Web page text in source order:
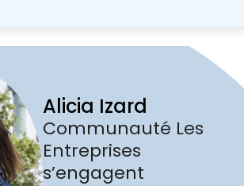
Alicia Izard
Communauté Les
Entreprises
s’engagent